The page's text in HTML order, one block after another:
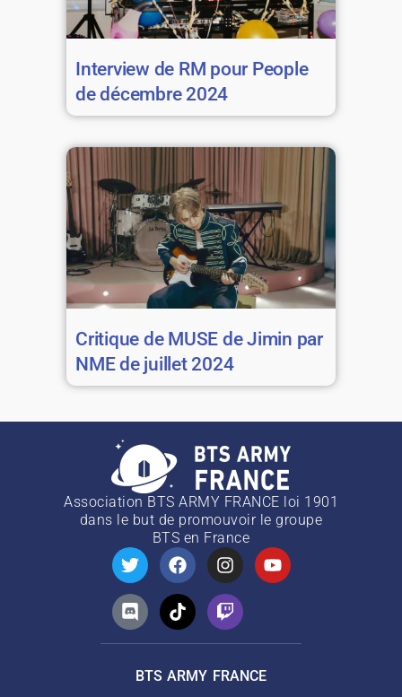
Interview de RM pour People
de décembre 2024
Critique de MUSE de Jimin par
NME de juillet 2024
Association BTS ARMY FRANCE loi 1901
dans le but de promouvoir le groupe
BTS en France
BTS ARMY FRANCE